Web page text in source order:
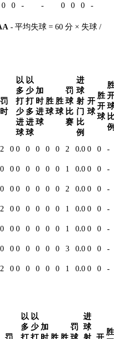
0 0 - - 0 0 0
-
- 平均失球 = 60 分 × 失球 /
罚
时
以
多
打
少
进
球
以
少
打
多
进
球
加
时
进
球
胜
球
胜
球
罚
球
比
赛
进
球
射
门
比
例
开
球
胜
开
球
2 0 0 0 0 0 0 2 0.0 0 0 -
0 0 0 0 0 0 0 1 0.0 0 0 -
0 0 0 0 0 0 0 2 0.0 0 0 -
2 0 0 0 0 0 0 1 0.0 0 0 -
0 0 0 0 0 0 0 1 0.0 0 0 -
0 0 0 0 0 0 0 3 0.0 0 0 -
2 0 0 0 0 0 0 1 0.0 0 0 -
以
多
以
少 加
罚
进
球
胜